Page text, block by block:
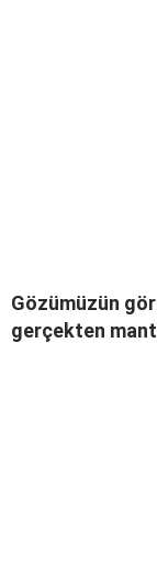
Gözümüzün
gerçekten